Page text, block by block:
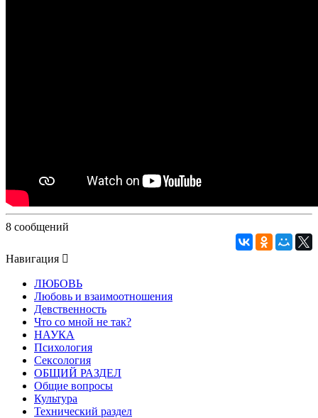
8 сообщений
Навигация
ЛЮБОВЬ
Любовь и взаимоотношения
Девственность
Что со мной не так?
НАУКА
Психология
Сексология
ОБЩИЙ РАЗДЕЛ
Общие вопросы
Культура
Технический раздел